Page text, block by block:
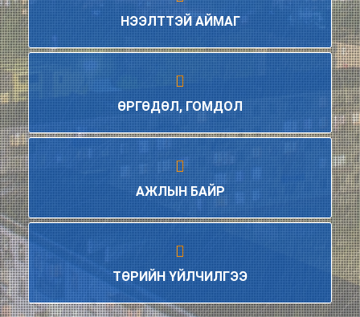
НЭЭЛТТЭЙ АЙМАГ
ӨРГӨДӨЛ, ГОМДОЛ
АЖЛЫН БАЙР
ТӨРИЙН ҮЙЛЧИЛГЭЭ